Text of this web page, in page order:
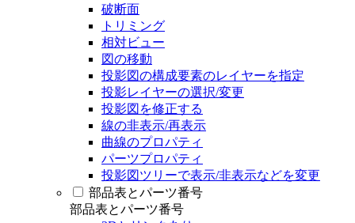
破断面
トリミング
相対ビュー
図の移動
投影図の構成要素のレイヤーを指定
投影レイヤーの選択/変更
投影図を修正する
線の非表示/再表示
曲線のプロパティ
パーツプロパティ
投影図ツリーで表示/非表示などを変更
部品表とパーツ番号
部品表とパーツ番号